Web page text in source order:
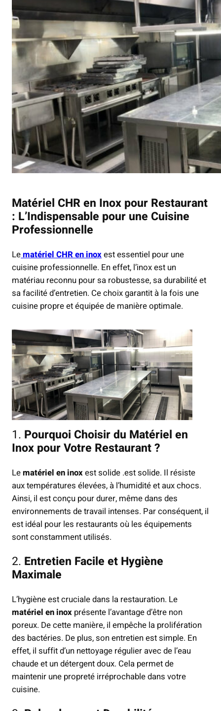
Matériel CHR en Inox pour Restaurant
: L’Indispensable pour une Cuisine
Professionnelle
Lematériel CHR en inoxest essentiel pour une
cuisine professionnelle. En effet, l’inox est un
matériau reconnu pour sa robustesse, sa durabilité et
sa facilité d’entretien. Ce choix garantit à la fois une
cuisine propre et équipée de manière optimale.
1. Pourquoi Choisir du Matériel en
Inox pour Votre Restaurant ?
Lematériel en inoxest solide .est solide. Il résiste
aux températures élevées, à l’humidité et aux chocs.
Ainsi, il est conçu pour durer, même dans des
environnements de travail intenses. Par conséquent, il
est idéal pour les restaurants où les équipements
sont constamment utilisés.
2. Entretien Facile et Hygiène
Maximale
L’hygiène est cruciale dans la restauration. Le
matériel en inox présente l’avantage d’être non
poreux. De cette manière, il empêche la prolifération
des bactéries. De plus, son entretien est simple. En
effet, il suffit d’un nettoyage régulier avec de l’eau
chaude et un détergent doux. Cela permet de
maintenir une propreté irréprochable dans votre
cuisine.